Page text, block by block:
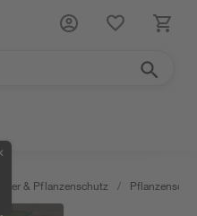
& Pflanzenschutz /